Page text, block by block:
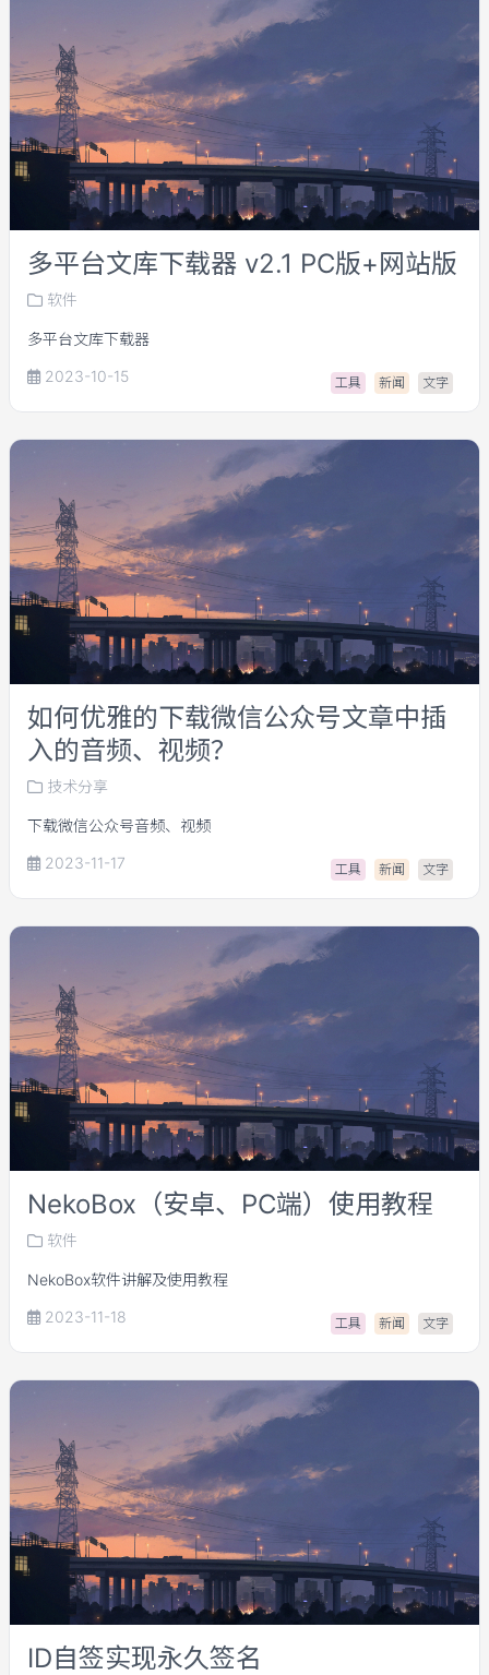
多平台文库下载器 v2.1 PC版+网站版
软件
多平台文库下载器
2023-10-15
工具 新闻 文字
如何优雅的下载微信公众号文章中插
入的音频、视频？
技术分享
下载微信公众号音频、视频
2023-11-17
工具 新闻 文字
NekoBox（安卓、PC端）使用教程
软件
NekoBox软件讲解及使用教程
2023-11-18
工具 新闻 文字
ID自签实现永久签名